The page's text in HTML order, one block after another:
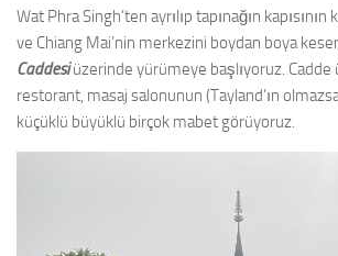
Wat Phra Singh’ten ayrılıp tapınağın
ve Chiang Mai’nin merkezini boydan boya
Caddesiüzerinde yürümeye başlıyoruz. Cadde
restorant, masaj salonunun (Tayland’ın
küçüklü büyüklü birçok mabet görüyoruz.